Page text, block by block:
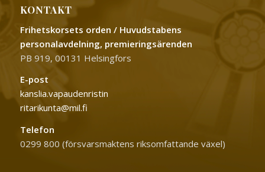
KONTAKT
Frihetskorsets orden / Huvudstabens
personalavdelning, premieringsärenden
PB 919, 00131 Helsingfors
E-post
kanslia.vapaudenristin
ritarikunta@mil.fi
Telefon
0299 800 (försvarsmaktens riksomfattande växel)